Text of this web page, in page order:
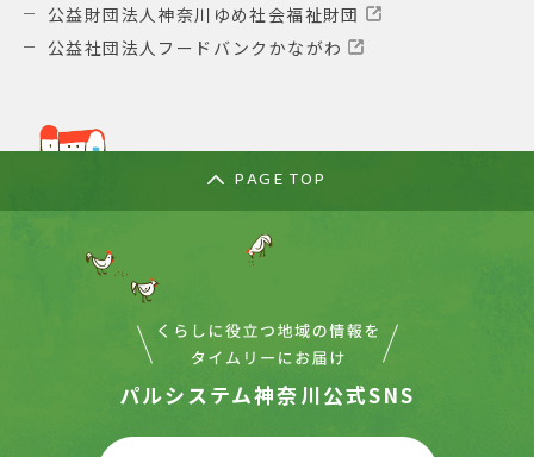
公益財団法人神奈川ゆめ社会福祉財団
公益社団法人フードバンクかながわ
PAGE TOP
パルシステム神奈川公式SNS